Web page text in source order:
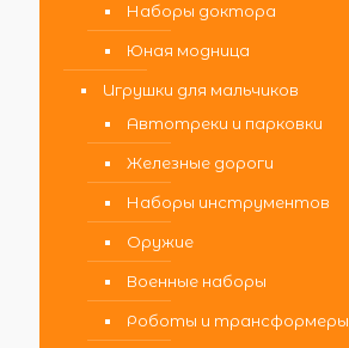
Наборы доктора
Юная модница
Игрушки для мальчиков
Автотреки и парковки
Железные дороги
Наборы инструментов
Оружие
Военные наборы
Роботы и трансформеры